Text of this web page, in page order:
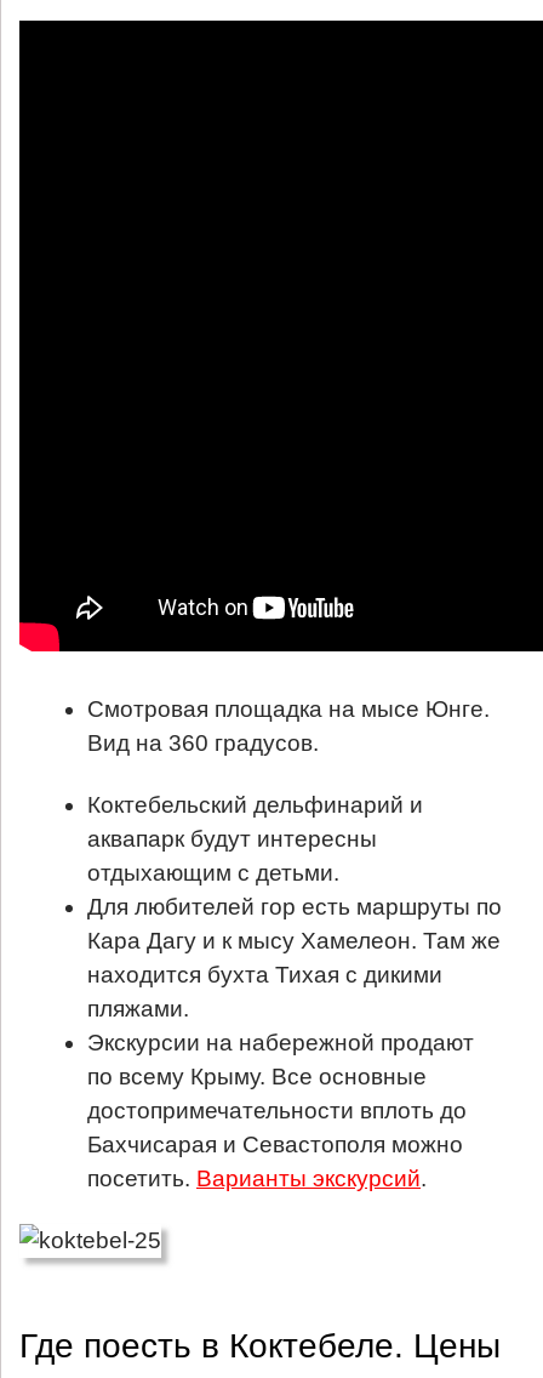
Смотровая площадка на мысе Юнге.
Вид на 360 градусов.
Коктебельский дельфинарий и
аквапарк будут интересны
отдыхающим с детьми.
Для любителей гор есть маршруты по
Кара Дагу и к мысу Хамелеон. Там же
находится бухта Тихая с дикими
пляжами.
Экскурсии на набережной продают
по всему Крыму. Все основные
достопримечательности вплоть до
Бахчисарая и Севастополя можно
посетить. Варианты экскурсий.
Где поесть в Коктебеле. Цены